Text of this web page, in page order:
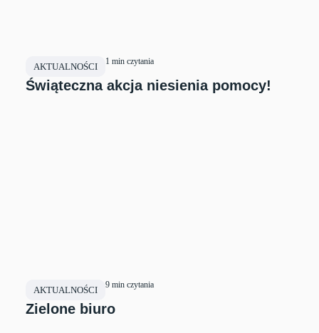
AKTUALNOŚCI 1 min czytania
Świąteczna akcja niesienia pomocy!
AKTUALNOŚCI 9 min czytania
Zielone biuro